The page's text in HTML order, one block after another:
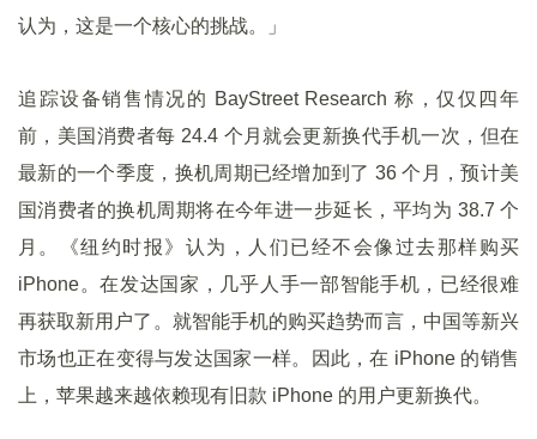
认为，这是一个核心的挑战。」
追踪设备销售情况的 BayStreet Research 称，仅仅四年
前，美国消费者每 24.4 个月就会更新换代手机一次，但在
最新的一个季度，换机周期已经增加到了 36 个月，预计美
国消费者的换机周期将在今年进一步延长，平均为 38.7 个
月。《纽约时报》认为，人们已经不会像过去那样购买
iPhone。在发达国家，几乎人手一部智能手机，已经很难
再获取新用户了。就智能手机的购买趋势而言，中国等新兴
市场也正在变得与发达国家一样。因此，在 iPhone 的销售
上，苹果越来越依赖现有旧款 iPhone 的用户更新换代。